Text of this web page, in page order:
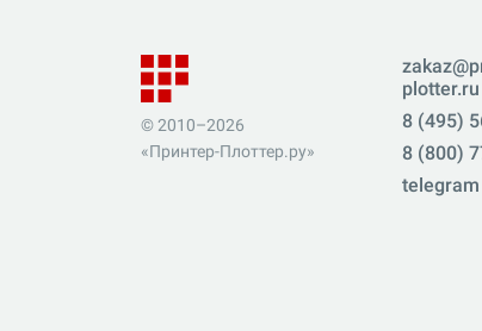
© 2010–2026
«Принтер-Плоттер.ру»
plotter.ru
8 (495)
8 (800)
telegram